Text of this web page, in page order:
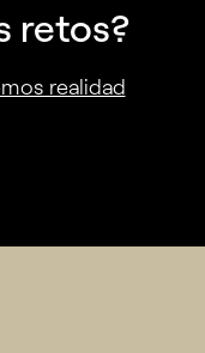
retos?
realidad